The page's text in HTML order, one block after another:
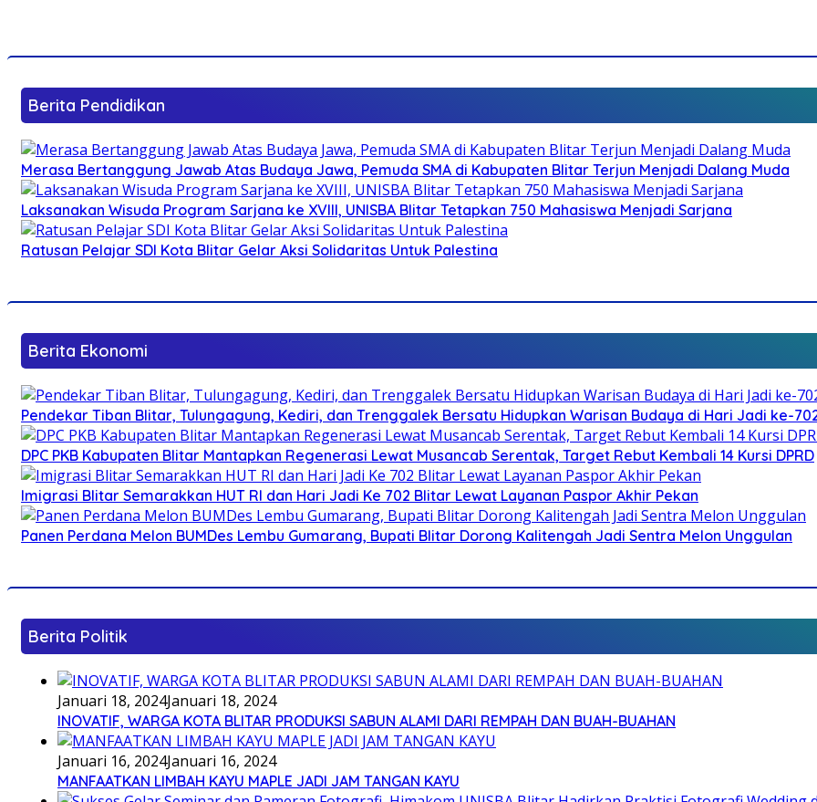
Berita Pendidikan
Merasa Bertanggung Jawab Atas Budaya Jawa, Pemuda SMA di Kabupaten Blitar Terjun Menjadi Dalang Muda
Laksanakan Wisuda Program Sarjana ke XVIII, UNISBA Blitar Tetapkan 750 Mahasiswa Menjadi Sarjana
Ratusan Pelajar SDI Kota Blitar Gelar Aksi Solidaritas Untuk Palestina
Berita Ekonomi
Pendekar Tiban Blitar, Tulungagung, Kediri, dan Trenggalek Bersatu Hidupkan Warisan Budaya di Hari Jadi ke-
DPC PKB Kabupaten Blitar Mantapkan Regenerasi Lewat Musancab Serentak, Target Rebut Kembali 14 Kursi DPRD
Imigrasi Blitar Semarakkan HUT RI dan Hari Jadi Ke 702 Blitar Lewat Layanan Paspor Akhir Pekan
Panen Perdana Melon BUMDes Lembu Gumarang, Bupati Blitar Dorong Kalitengah Jadi Sentra Melon Unggulan
Berita Politik
Januari 18, 2024Januari 18, 2024
INOVATIF, WARGA KOTA BLITAR PRODUKSI SABUN ALAMI DARI REMPAH DAN BUAH-BUAHAN
Januari 16, 2024Januari 16, 2024
MANFAATKAN LIMBAH KAYU MAPLE JADI JAM TANGAN KAYU